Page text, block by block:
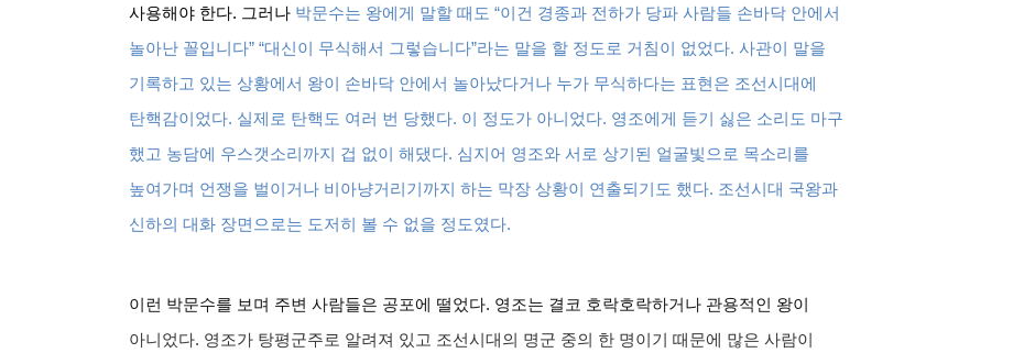
사용해야 한다. 그러나 박문수는 왕에게 말할 때도 “이건 경종과 전하가 당파 사람들 손바닥 안에서
놀아난 꼴입니다” “대신이 무식해서 그렇습니다”라는 말을 할 정도로 거침이 없었다. 사관이 말을
기록하고 있는 상황에서 왕이 손바닥 안에서 놀아났다거나 누가 무식하다는 표현은 조선시대에
탄핵감이었다. 실제로 탄핵도 여러 번 당했다. 이 정도가 아니었다. 영조에게 듣기 싫은 소리도 마구
했고 농담에 우스갯소리까지 겁 없이 해댔다. 심지어 영조와 서로 상기된 얼굴빛으로 목소리를
높여가며 언쟁을 벌이거나 비아냥거리기까지 하는 막장 상황이 연출되기도 했다. 조선시대 국왕과
신하의 대화 장면으로는 도저히 볼 수 없을 정도였다.
이런 박문수를 보며 주변 사람들은 공포에 떨었다. 영조는 결코 호락호락하거나 관용적인 왕이
아니었다. 영조가 탕평군주로 알려져 있고 조선시대의 명군 중의 한 명이기 때문에 많은 사람이